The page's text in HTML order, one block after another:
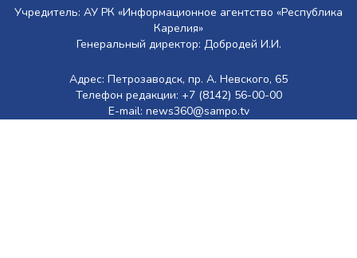
Учредитель: АУ РК «Информационное агентство «Республика
Карелия»
Генеральный директор: Добродей И.И.
Адрес: Петрозаводск, пр. А. Невского, 65
Телефон редакции: +7 (8142) 56-00-00
E-mail: news360@sampo.tv